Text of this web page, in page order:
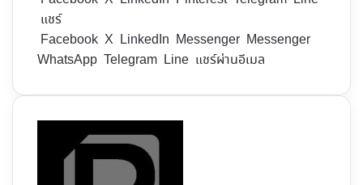
แชร์
Facebook X LinkedIn Messenger Messenger
WhatsApp Telegram Line แชร์ผ่านอีเมล